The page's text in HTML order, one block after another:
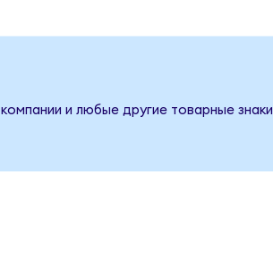
и любые другие товарные знаки